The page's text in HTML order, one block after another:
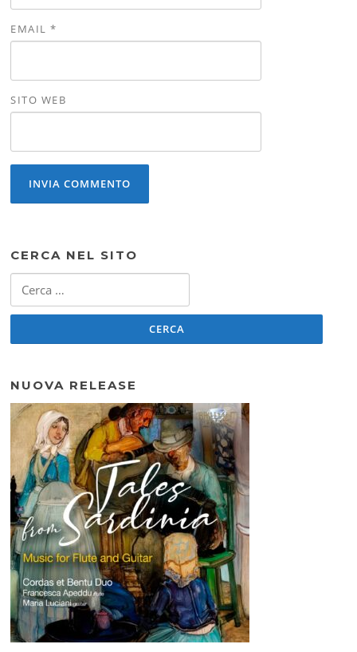
EMAIL*
SITO WEB
CERCA NEL SITO
per:
NUOVA RELEASE